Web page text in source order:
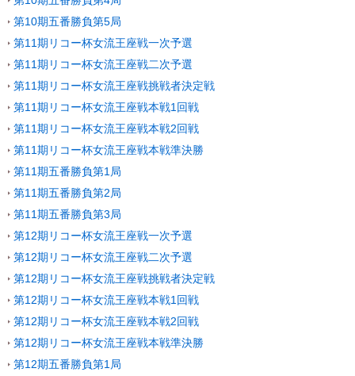
第10期五番勝負第5局
第11期リコー杯女流王座戦一次予選
第11期リコー杯女流王座戦二次予選
第11期リコー杯女流王座戦挑戦者決定戦
第11期リコー杯女流王座戦本戦1回戦
第11期リコー杯女流王座戦本戦2回戦
第11期リコー杯女流王座戦本戦準決勝
第11期五番勝負第1局
第11期五番勝負第2局
第11期五番勝負第3局
第12期リコー杯女流王座戦一次予選
第12期リコー杯女流王座戦二次予選
第12期リコー杯女流王座戦挑戦者決定戦
第12期リコー杯女流王座戦本戦1回戦
第12期リコー杯女流王座戦本戦2回戦
第12期リコー杯女流王座戦本戦準決勝
第12期五番勝負第1局